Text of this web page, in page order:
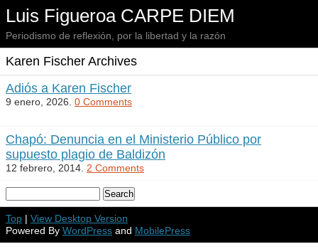
Luis Figueroa CARPE DIEM
Periodismo de reflexión, por la libertad y la razón
Karen Fischer Archives
Adiós a Karen Fischer
9 enero, 2026. 0 Comments
Chapó: Denuncia en el Ministerio Público por
supuesto plagio de Baldizón
12 febrero, 2014. 2 Comments
Top | View Desktop Version
Powered By WordPress and MobilePress